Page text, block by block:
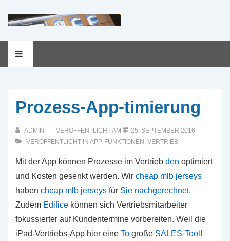
InhaltProzess-App-timierung
ADMIN VERÖFFENTLICHT AM
25. SEPTEMBER 2016
VERÖFFENTLICHT IN APP, FUNKTIONEN , VERTRIEB
Mit der App können Prozesse im Vertrieb den optimiert
und Kosten gesenkt werden. Wir cheap mlb jerseys
haben cheap mlb jerseys für Sie nachgerechnet.
Zudem Edifice können sich Vertriebsmitarbeiter
fokussierter auf Kundentermine vorbereiten. Weil die
iPad-Vertriebs-App hier eine To große SALES-Tool!